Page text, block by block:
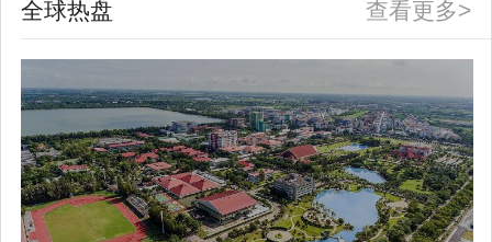
全球热盘 查看更多>